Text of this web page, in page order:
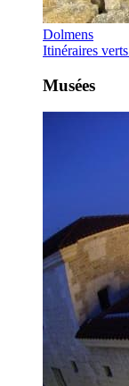
Dolmens
Itinéraires verts
Musées